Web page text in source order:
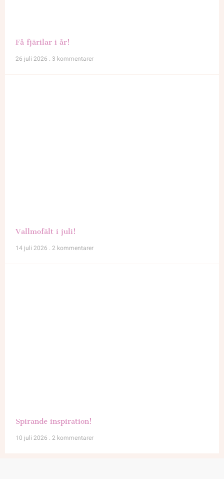
Få fjärilar i år!
26 juli 2026
3 kommentarer
Vallmofält i juli!
14 juli 2026 2 kommentarer
Spirande inspiration!
10 juli 2026 2 kommentarer